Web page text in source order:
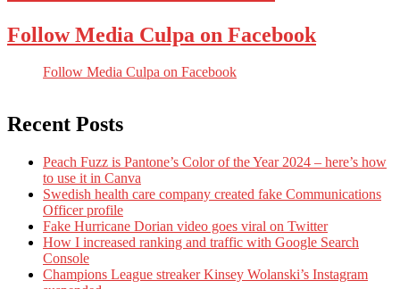
Follow Media Culpa on Facebook
Follow Media Culpa on Facebook
Recent Posts
Peach Fuzz is Pantone’s Color of the Year 2024 – here’s how
to use it in Canva
Swedish health care company created fake Communications
Officer profile
Fake Hurricane Dorian video goes viral on Twitter
How I increased ranking and traffic with Google Search
Console
Champions League streaker Kinsey Wolanski’s Instagram